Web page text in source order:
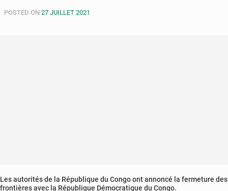
arrête
POSTED ON 27 JUILLET 2021
Les autorités de la République du Congo ont annoncé la fermeture des
frontières avec la République Démocratique du Congo.